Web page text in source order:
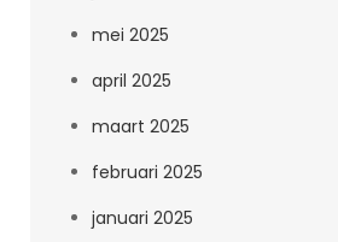
mei 2025
april 2025
maart 2025
februari 2025
januari 2025